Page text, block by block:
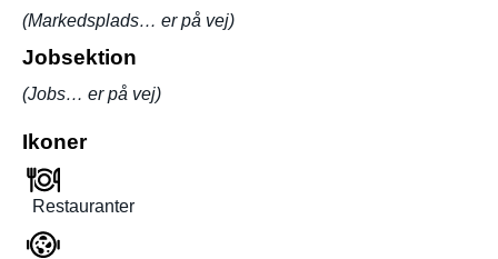
(Markedsplads… er på vej)
Jobsektion
(Jobs… er på vej)
Ikoner
Restauranter